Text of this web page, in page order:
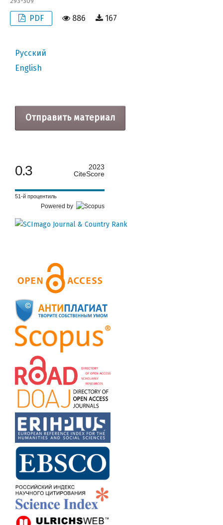
PDF 886 167
Русский
English
Отправить материал
0.3
2023
CiteScore
51-й процентиль
Powered by